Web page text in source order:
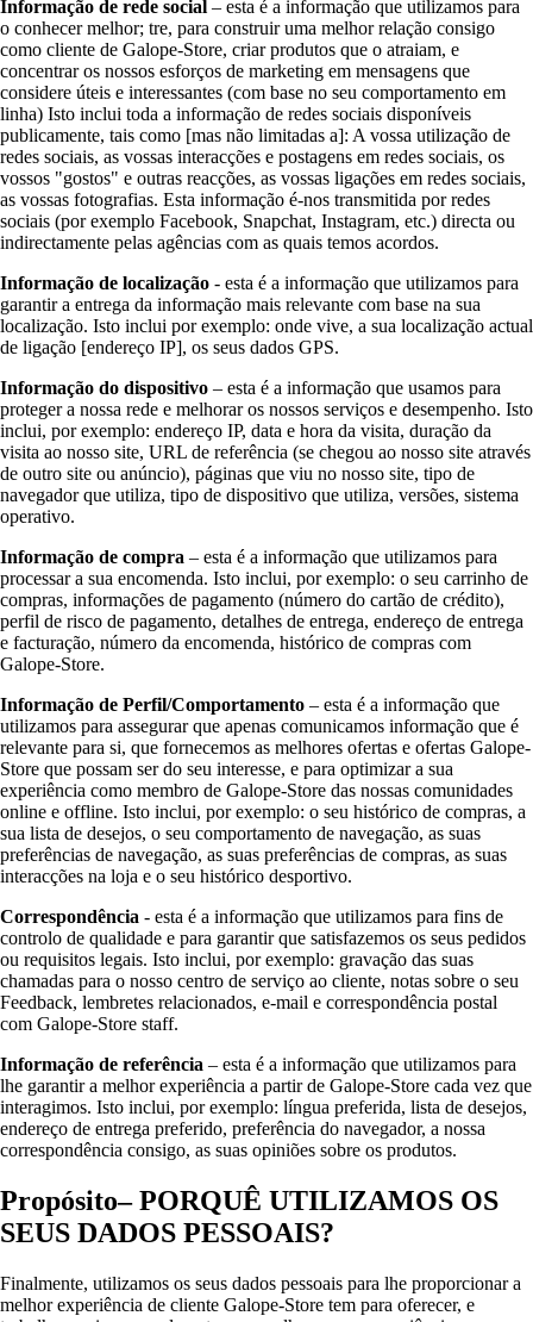
Informação de rede social – esta é a informação que utilizamos para
o conhecer melhor; tre, para construir uma melhor relação consigo
como cliente de Galope-Store, criar produtos que o atraiam, e
concentrar os nossos esforços de marketing em mensagens que
considere úteis e interessantes (com base no seu comportamento em
linha) Isto inclui toda a informação de redes sociais disponíveis
publicamente, tais como [mas não limitadas a]: A vossa utilização de
redes sociais, as vossas interacções e postagens em redes sociais, os
vossos "gostos" e outras reacções, as vossas ligações em redes sociais,
as vossas fotografias. Esta informação é-nos transmitida por redes
sociais (por exemplo Facebook, Snapchat, Instagram, etc.) directa ou
indirectamente pelas agências com as quais temos acordos.
Informação de localização - esta é a informação que utilizamos para
garantir a entrega da informação mais relevante com base na sua
localização. Isto inclui por exemplo: onde vive, a sua localização actual
de ligação [endereço IP], os seus dados GPS.
Informação do dispositivo – esta é a informação que usamos para
proteger a nossa rede e melhorar os nossos serviços e desempenho. Isto
inclui, por exemplo: endereço IP, data e hora da visita, duração da
visita ao nosso site, URL de referência (se chegou ao nosso site através
de outro site ou anúncio), páginas que viu no nosso site, tipo de
navegador que utiliza, tipo de dispositivo que utiliza, versões, sistema
operativo.
Informação de compra – esta é a informação que utilizamos para
processar a sua encomenda. Isto inclui, por exemplo: o seu carrinho de
compras, informações de pagamento (número do cartão de crédito),
perfil de risco de pagamento, detalhes de entrega, endereço de entrega
e facturação, número da encomenda, histórico de compras com
Galope-Store.
Informação de Perfil/Comportamento – esta é a informação que
utilizamos para assegurar que apenas comunicamos informação que é
relevante para si, que fornecemos as melhores ofertas e ofertas Galope-
Store que possam ser do seu interesse, e para optimizar a sua
experiência como membro de Galope-Store das nossas comunidades
online e offline. Isto inclui, por exemplo: o seu histórico de compras, a
sua lista de desejos, o seu comportamento de navegação, as suas
preferências de navegação, as suas preferências de compras, as suas
interacções na loja e o seu histórico desportivo.
Correspondência - esta é a informação que utilizamos para fins de
controlo de qualidade e para garantir que satisfazemos os seus pedidos
ou requisitos legais. Isto inclui, por exemplo: gravação das suas
chamadas para o nosso centro de serviço ao cliente, notas sobre o seu
Feedback, lembretes relacionados, e-mail e correspondência postal
com Galope-Store staff.
Informação de referência – esta é a informação que utilizamos para
lhe garantir a melhor experiência a partir de Galope-Store cada vez que
interagimos. Isto inclui, por exemplo: língua preferida, lista de desejos,
endereço de entrega preferido, preferência do navegador, a nossa
correspondência consigo, as suas opiniões sobre os produtos.
Propósito– PORQUÊ UTILIZAMOS OS
SEUS DADOS PESSOAIS?
Finalmente, utilizamos os seus dados pessoais para lhe proporcionar a
melhor experiência de cliente Galope-Store tem para oferecer, e